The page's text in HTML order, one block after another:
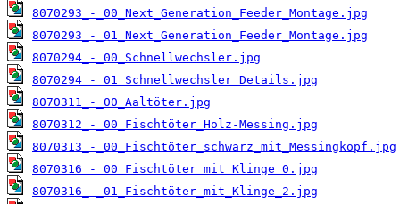
8070293_-_00_Next_Generation_Feeder_Montage.jpg
8070293_-_01_Next_Generation_Feeder_Montage.jpg
8070294_-_00_Schnellwechsler.jpg
8070294_-_01_Schnellwechsler_Details.jpg
8070311_-_00_Aaltöter.jpg
8070312_-_00_Fischtöter_Holz-Messing.jpg
8070313_-_00_Fischtöter_schwarz_mit_Messingkopf.jpg
8070316_-_00_Fischtöter_mit_Klinge_0.jpg
8070316_-_01_Fischtöter_mit_Klinge_2.jpg